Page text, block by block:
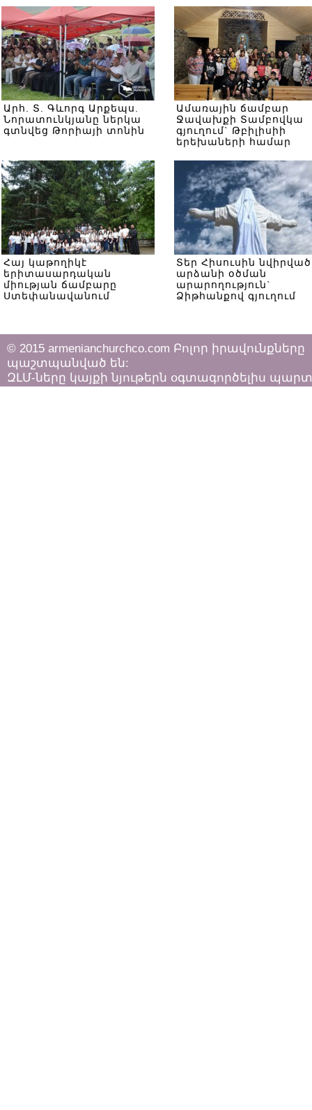
Արհ. Տ. Գևորգ Արքեպս.
Նորատունկյանը ներկա
գտնվեց Թորիայի տոնին
Ամառային ճամբար
Ջավախքի Տամբովկա
գյուղում` Թբիլիսիի
երեխաների համար
Հայ կաթողիկէ
երիտասարդական
միության ճամբարը
Ստեփանավանում
Տեր Հիսուսին նվիրված
արձանի օծման
արարողություն`
Ձիթհանքով գյուղում
© 2015 armenianchurchco.com Բոլոր իրավունքները
պաշտպանված են:
ԶԼՄ-ները կայքի նյութերն օգտագործելիս